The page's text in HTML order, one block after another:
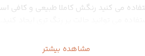
می کنید رنگش کاملا طبیعی و کافی
مشاهده بیشتر